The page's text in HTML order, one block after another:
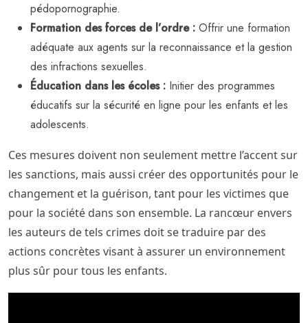
pédopornographie.
Formation des forces de l’ordre : Offrir une formation
adéquate aux agents sur la reconnaissance et la gestion
des infractions sexuelles.
Éducation dans les écoles : Initier des programmes
éducatifs sur la sécurité en ligne pour les enfants et les
adolescents.
Ces mesures doivent non seulement mettre l’accent sur
les sanctions, mais aussi créer des opportunités pour le
changement et la guérison, tant pour les victimes que
pour la société dans son ensemble. La rancœur envers
les auteurs de tels crimes doit se traduire par des
actions concrètes visant à assurer un environnement
plus sûr pour tous les enfants.